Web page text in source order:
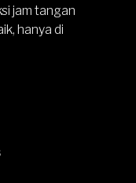
jam tangan
hanya di